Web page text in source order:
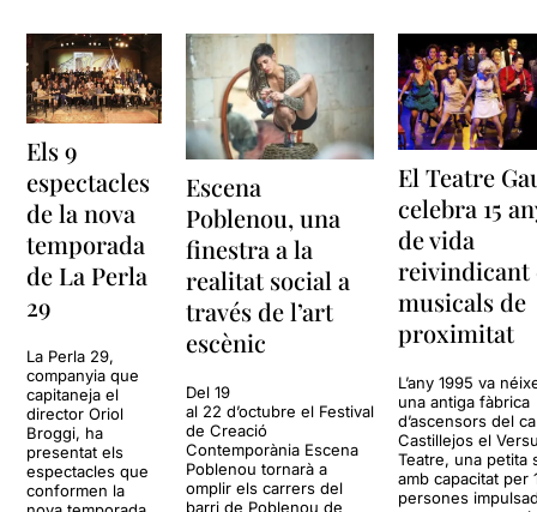
Els 9
espectacles
de la nova
temporada
de La Perla
29
La Perla 29,
companyia que
capitaneja el
director Oriol
Broggi, ha
presentat els
espectacles que
conformen la
Escena
Poblenou, una
finestra a la
realitat social a
través de l’art
escènic
Del 19
al 22 d’octubre el Festival
de Creació
Contemporània Escena
Poblenou tornarà a
omplir els carrers del
barri de Poblenou de
El Teatre
celebra 15
de vida
reivindicant
musicals de
proximitat
L’any 1995 va
una antiga fàbrica
d’ascensors del
Castillejos el
Teatre, una petita
amb capacitat per
persones